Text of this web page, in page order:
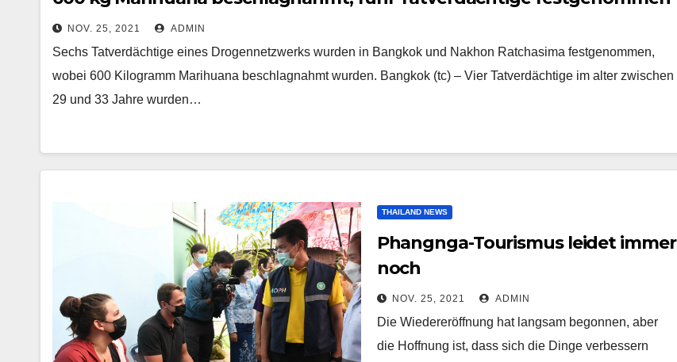
NOV. 25, 2021 ADMIN
Sechs Tatverdächtige eines Drogennetzwerks wurden in Bangkok und Nakhon Ratchasima festgenommen,
wobei 600 Kilogramm Marihuana beschlagnahmt wurden. Bangkok (tc) – Vier Tatverdächtige im alter zwischen
29 und 33 Jahre wurden…
THAILAND NEWS
Phangnga-Tourismus leidet immer
noch
NOV. 25, 2021 ADMIN
Die Wiedereröffnung hat langsam begonnen, aber
die Hoffnung ist, dass sich die Dinge verbessern